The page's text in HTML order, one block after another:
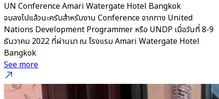
UN Conference Amari Watergate Hotel Bangkok
จบลงไปแล้วนะครับสำหรับงาน Conference จากทาง United
Nations Development Programmer หรือ UNDP เมื่อวันที่ 8-9
ธันวาคม 2022 ที่ผ่านมา ณ โรงแรม Amari Watergate Hotel
Bangkok
See more